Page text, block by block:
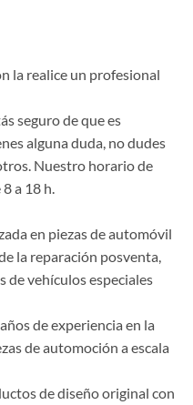
la realice un profesional
seguro de que es
alguna duda, no dudes
Nuestro horario de
a 18 h.
en piezas de automóvil
la reparación posventa,
de vehículos especiales
de experiencia en la
de automoción a escala
de diseño original con